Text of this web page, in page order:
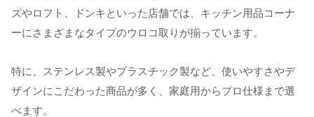
ズやロフト、ドンキといった店舗では、キッチン用品コーナ
ーにさまざまなタイプのウロコ取りが揃っています。
特に、ステンレス製やプラスチック製など、使いやすさやデ
ザインにこだわった商品が多く、家庭用からプロ仕様まで選
べます。